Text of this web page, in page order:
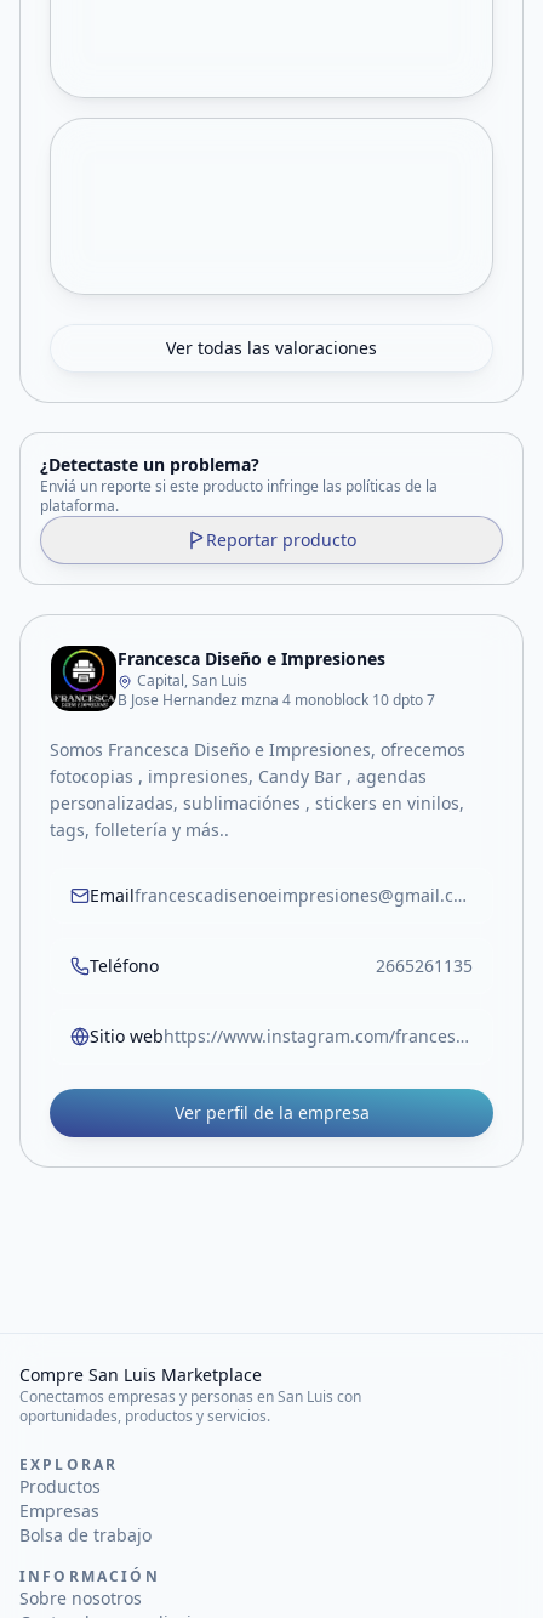
Ver todas las valoraciones
¿Detectaste un problema?
Enviá un reporte si este producto infringe las políticas de la
plataforma.
Reportar producto
Francesca Diseño e Impresiones
Capital, San Luis
B Jose Hernandez mzna 4 monoblock 10 dpto 7
Somos Francesca Diseño e Impresiones, ofrecemos
fotocopias , impresiones, Candy Bar , agendas
personalizadas, sublimaciónes , stickers en vinilos,
tags, folletería y más..
Email francescadisenoeimpresiones@gmail.com
Teléfono 2665261135
Sitio web https://www.instagram.com/francesca.impresiones?igsh=ZTZwZmxsM25vY2tz
Ver perfil de la empresa
Compre San Luis Marketplace
Conectamos empresas y personas en San Luis con
oportunidades, productos y servicios.
EXPLORAR
Productos
Empresas
Bolsa de trabajo
INFORMACIÓN
Sobre nosotros